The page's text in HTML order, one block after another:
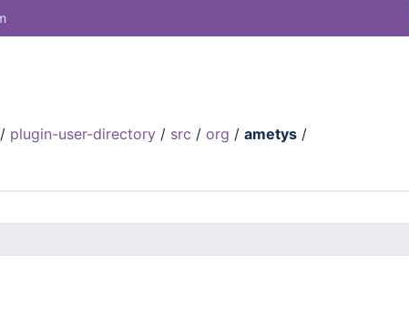
/ plugin-user-directory / src / org / ametys /